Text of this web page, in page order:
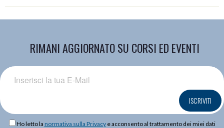
RIMANI AGGIORNATO SU CORSI ED EVENTI
ISCRIVITI
Ho letto la normativa sulla Privacye acconsento al trattamento dei miei dati